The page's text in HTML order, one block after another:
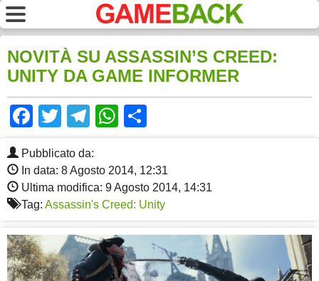
NOVITÀ SU ASSASSIN’S CREED:
UNITY DA GAME INFORMER
Facebook
TwitterTelegram
WhatsApp
Pubblicato da:
In data: 8 Agosto 2014, 12:31
Ultima modifica: 9 Agosto 2014, 14:31
Tag: Assassin's Creed: Unity